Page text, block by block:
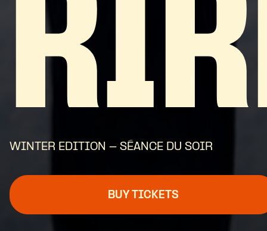
WINTER EDITION - SÉANCE DU SOIR
BUY TICKETS